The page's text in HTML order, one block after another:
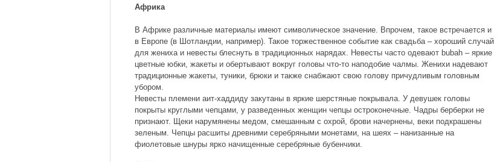
Африка
В Африке различные материалы имеют символическое значение. Впрочем, такое встречается и
в Европе (в Шотландии, например). Такое торжественное событие как свадьба – хороший случай
для жениха и невесты блеснуть в традиционных нарядах. Невесты часто одевают bubah – яркие
цветные юбки, жакеты и обертывают вокруг головы что-то наподобие чалмы. Женихи надевают
традиционные жакеты, туники, брюки и также снабжают свою голову причудливым головным
убором.
Невесты племени аит-хаддиду закутаны в яркие шерстяные покрывала. У девушек головы
покрыты круглыми чепцами, у разведенных женщин чепцы остроконечные. Чадры берберки не
признают. Щеки нарумянены медом, смешанным с охрой, брови начернены, веки подкрашены
зеленым. Чепцы расшиты древними серебряными монетами, на шеях – нанизанные на
фиолетовые шнуры ярко начищенные серебряные бубенчики.